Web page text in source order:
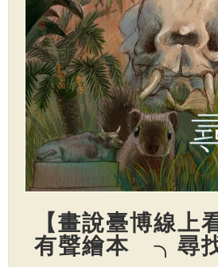
【畫說臺博線上
有聲繪本 ╮尋